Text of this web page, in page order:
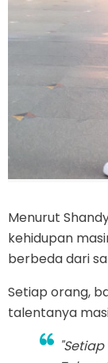
Menurut
kehidupan
berbeda dari
Setiap orang,
talentanya